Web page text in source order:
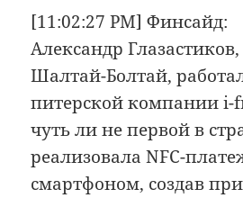
[11:02:27 PM] Финсайд:
Александр
Шалтай-Болтай,
питерской компании i-
чуть ли не первой в
реализовала NFC-
смартфоном, создав